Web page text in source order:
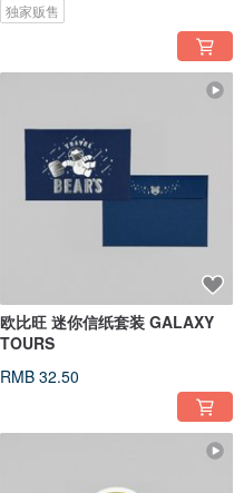
独家贩售
欧比旺 迷你信纸套装 GALAXY
TOURS
RMB 32.50